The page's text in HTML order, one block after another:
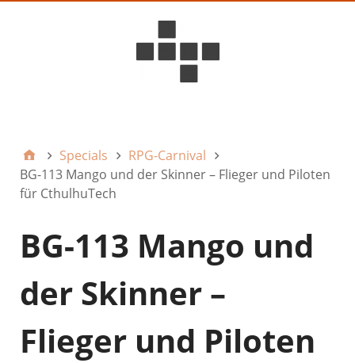
Specials
RPG-Carnival
BG-113 Mango und der Skinner – Flieger und Piloten
für CthulhuTech
BG-113 Mango und
der Skinner –
Flieger und Piloten